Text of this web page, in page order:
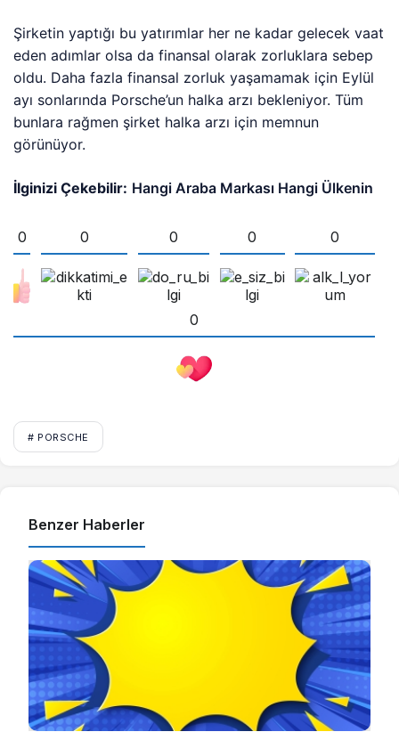
Şirketin yaptığı bu yatırımlar her ne kadar gelecek vaat
eden adımlar olsa da finansal olarak zorluklara sebep
oldu. Daha fazla finansal zorluk yaşamamak için Eylül
ayı sonlarında Porsche’un halka arzı bekleniyor. Tüm
bunlara rağmen şirket halka arzı için memnun
görünüyor.
İlginizi Çekebilir: Hangi Araba Markası Hangi Ülkenin
0 0 0 0 0
0
# PORSCHE
Benzer Haberler